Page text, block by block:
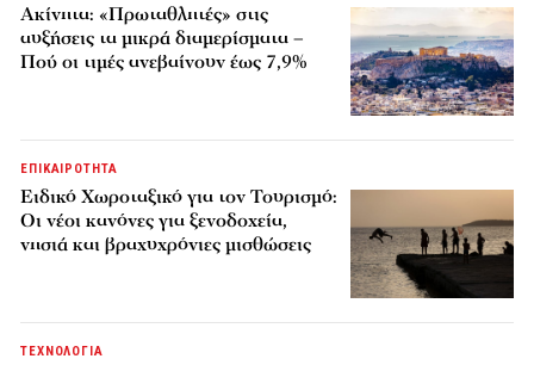
Ακίνητα: «Πρωταθλητές» στις
αυξήσεις τα μικρά διαμερίσματα –
Πού οι τιμές ανεβαίνουν έως 7,9%
ΕΠΙΚΑΙΡΟΤΗΤΑ
Ειδικό Χωροταξικό για τον Τουρισμό:
Οι νέοι κανόνες για ξενοδοχεία,
νησιά και βραχυχρόνιες μισθώσεις
ΤΕΧΝΟΛΟΓΙΑ